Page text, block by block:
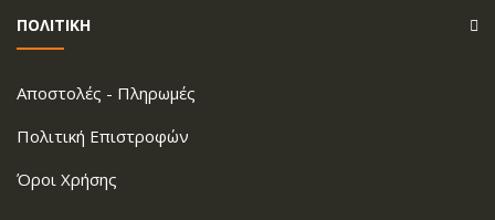
ΠΟΛΙΤΙΚΗ
Aποστολές - Πληρωμές
Πολιτική Επιστροφών
Όροι Xρήσης